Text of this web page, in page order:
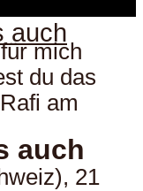
auch
auch
mich
du das
am
21